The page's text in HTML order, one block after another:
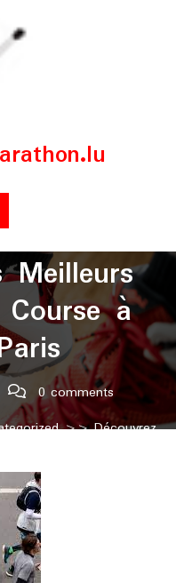
2026
Meilleurs
à
0 comments
>> Découvrez